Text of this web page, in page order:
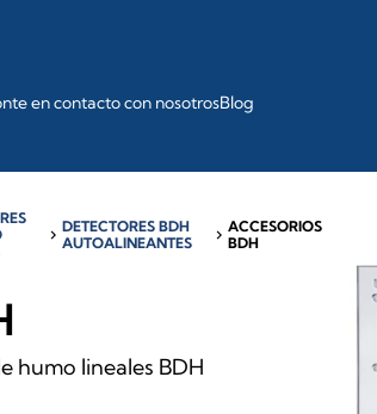
en contacto con nosotrosBlog
chevron_right DETECTORES BDH
AUTOALINEANTES
chevron_right ACCESORIOS
BDH
humo lineales BDH